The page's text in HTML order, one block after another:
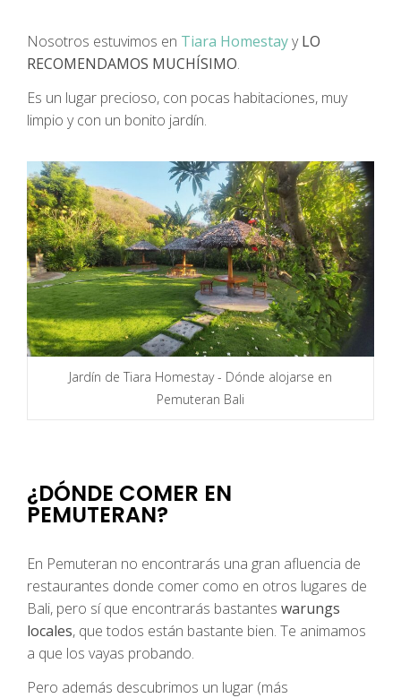
Nosotros estuvimos en Tiara HomestayyLO
RECOMENDAMOS MUCHÍSIMO.
Es un lugar precioso, con pocas habitaciones, muy
limpio y con un bonito jardín.
Jardín de Tiara Homestay - Dónde alojarse en
Pemuteran Bali
¿DÓNDE COMER EN
PEMUTERAN?
En Pemuteran no encontrarás una gran afluencia de
restaurantes donde comer como en otros lugares de
Bali, pero sí que encontrarás bastantes warungs
locales, que todos están bastante bien. Te animamos
a que los vayas probando.
Pero además descubrimos un lugar (más